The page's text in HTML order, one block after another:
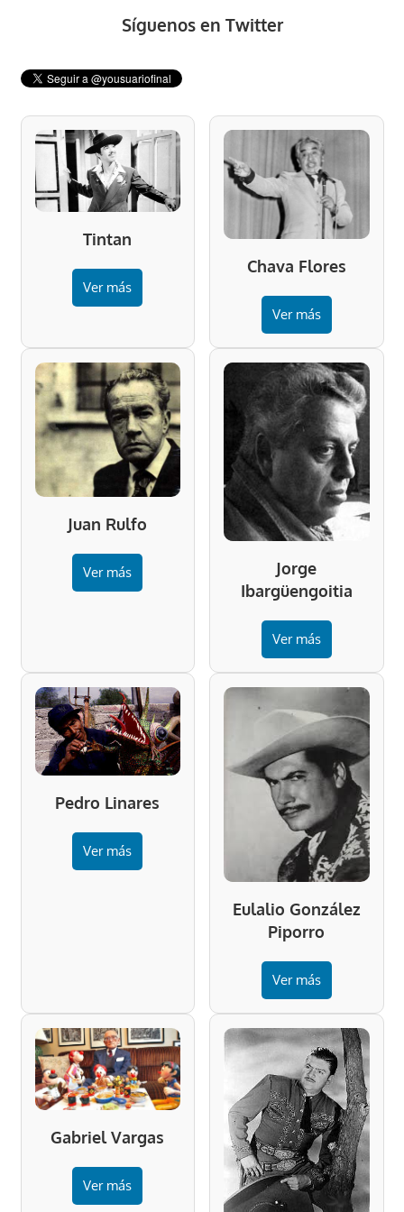
Síguenos en Twitter
Tintan
Ver más
Chava Flores
Ver más
Juan Rulfo
Ver más
Jorge
Ibargüengoitia
Ver más
Pedro Linares
Ver más
Eulalio González
Piporro
Ver más
Gabriel Vargas
Ver más